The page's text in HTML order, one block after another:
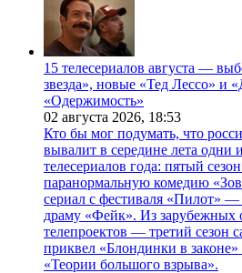
15 телесериалов августа —
звезда», новые «Тед Лессо» и
«Одержимость»
02 августа 2026, 18:53
Кто бы мог подумать, что
вывалит в середине лета
телесериалов года: пятый
паранормальную комедию
сериал с фестиваля «Пилот»
драму «Фейк». Из зарубежных
телепроектов — третий сезон
приквел «Блондинки в
«Теории большого взрыва».